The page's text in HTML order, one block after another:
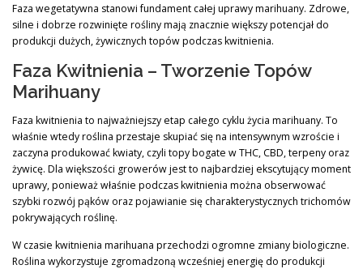
Faza wegetatywna stanowi fundament całej uprawy marihuany. Zdrowe,
silne i dobrze rozwinięte rośliny mają znacznie większy potencjał do
produkcji dużych, żywicznych topów podczas kwitnienia.
Faza Kwitnienia – Tworzenie Topów
Marihuany
Faza kwitnienia to najważniejszy etap całego cyklu życia marihuany. To
właśnie wtedy roślina przestaje skupiać się na intensywnym wzroście i
zaczyna produkować kwiaty, czyli topy bogate w THC, CBD, terpeny oraz
żywicę. Dla większości growerów jest to najbardziej ekscytujący moment
uprawy, ponieważ właśnie podczas kwitnienia można obserwować
szybki rozwój pąków oraz pojawianie się charakterystycznych trichomów
pokrywających roślinę.
W czasie kwitnienia marihuana przechodzi ogromne zmiany biologiczne.
Roślina wykorzystuje zgromadzoną wcześniej energię do produkcji